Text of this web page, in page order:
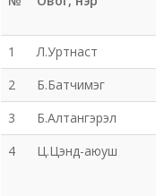
1 Л.Уртнаст
2
Б.Батчимэг
3
Б.Алтангэрэл
4
Ц.Цэнд-аюуш